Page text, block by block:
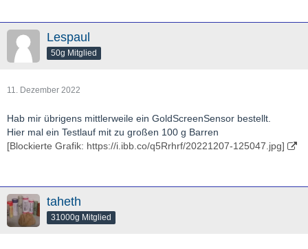
Lespaul
50g Mitglied
11. Dezember 2022
Hab mir übrigens mittlerweile ein GoldScreenSensor bestellt.
Hier mal ein Testlauf mit zu großen 100 g Barren
[Blockierte Grafik: https://i.ibb.co/q5Rrhrf/20221207-125047.jpg]
taheth
31000g Mitglied